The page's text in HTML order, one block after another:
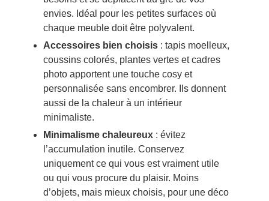
envies. Idéal pour les petites surfaces où
chaque meuble doit être polyvalent.
Accessoires bien choisis: tapis moelleux,
coussins colorés, plantes vertes et cadres
photo apportent une touche cosy et
personnalisée sans encombrer. Ils donnent
aussi de la chaleur à un intérieur
minimaliste.
Minimalisme chaleureux: évitez
l’accumulation inutile. Conservez
uniquement ce qui vous est vraiment utile
ou qui vous procure du plaisir. Moins
d’objets, mais mieux choisis, pour une déco